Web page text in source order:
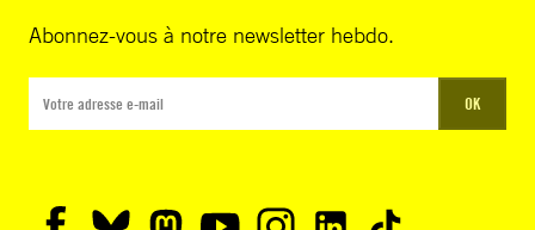
Abonnez-vous à notre newsletter hebdo.
OK